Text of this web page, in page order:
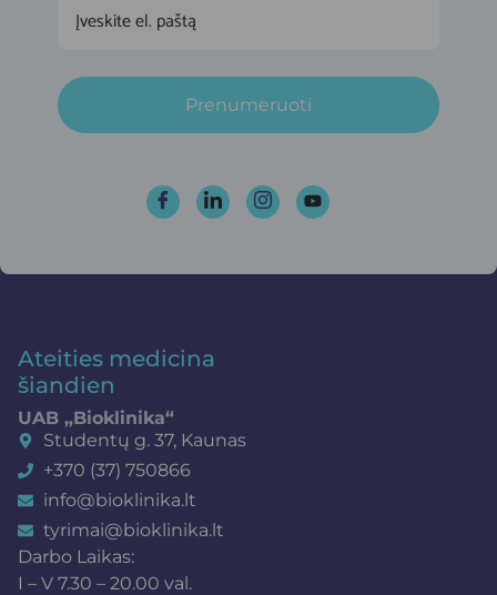
Prenumeruoti
Ateities medicina
šiandien
UAB „Bioklinika“
Studentų g. 37, Kaunas
+370 (37) 750866
info@bioklinika.lt
tyrimai@bioklinika.lt
Darbo Laikas:
I – V 7.30 – 20.00 val.